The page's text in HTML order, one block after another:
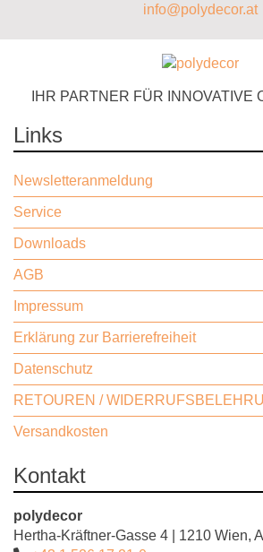
info@polydecor.at
IHR PARTNER FÜR INNOVATIVE
Links
Newsletteranmeldung
Service
Downloads
AGB
Impressum
Erklärung zur Barrierefreiheit
Datenschutz
RETOUREN /
Versandkosten
Kontakt
polydecor
Hertha-Kräftner-Gasse 4 | 1210 Wien,